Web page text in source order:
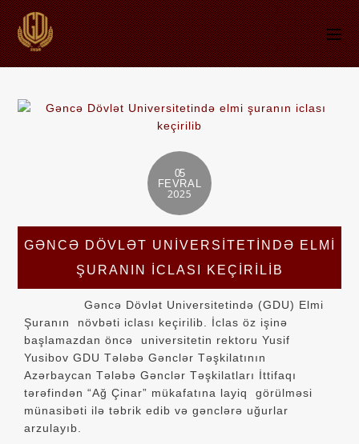
05
FEVRAL
2025
GƏNCƏ DÖVLƏT UNIVERSITETINDƏ ELMI
ŞURANIN ICLASI KEÇIRILIB
Gəncə Dövlət Universitetində (GDU) Elmi
Şuranın növbəti iclası keçirilib. İclas öz işinə
başlamazdan öncə universitetin rektoru Yusif
Yusibov GDU Tələbə Gənclər Təşkilatının
Azərbaycan Tələbə Gənclər Təşkilatları İttifaqı
tərəfindən “Ağ Çinar” mükafatına layiq görülməsi
münasibəti ilə təbrik edib və gənclərə uğurlar
arzulayıb.